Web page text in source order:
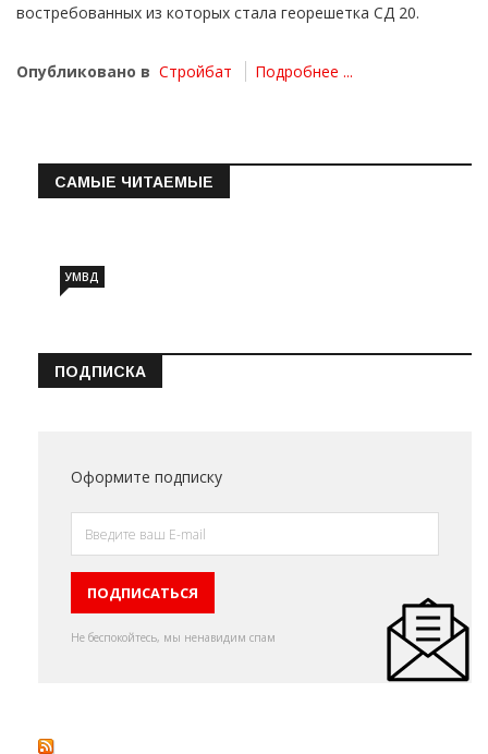
востребованных из которых стала георешетка СД 20.
Опубликовано в Стройбат Подробнее ...
САМЫЕ ЧИТАЕМЫЕ
УМВД
ПОДПИСКА
Оформите подписку
Не беспокойтесь, мы ненавидим спам